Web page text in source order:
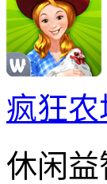
疯狂农
休闲益